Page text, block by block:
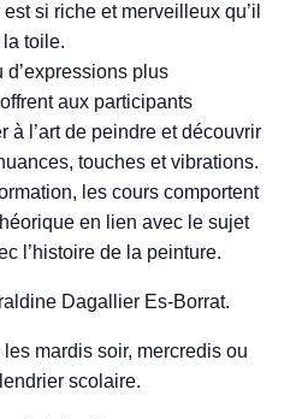
si riche et merveilleux qu’il
la toile.
plus
aux participants
à l’art de peindre et découvrir
touches et vibrations.
les cours comportent
en lien avec le sujet
l’histoire de la peinture.
Dagallier Es-Borrat.
les mardis soir, mercredis ou
scolaire.